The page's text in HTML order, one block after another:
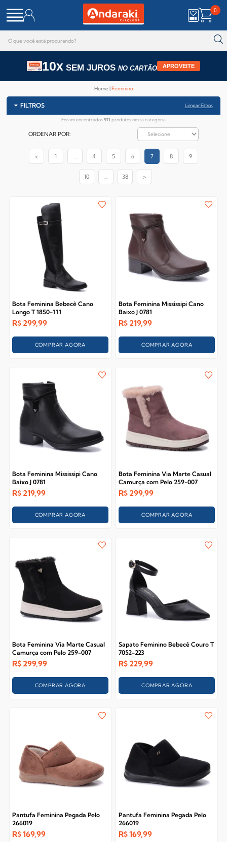
0
10x SEM JUROS NO CARTÃO APROVEITE
Home Feminino
FILTROS Limpar Filtros
Foram encontrados911 produtos nesta categoria
ORDENAR POR:
< 1 ... 4 5 6 7 8 9
10 38 >
Bota Feminina Bebecê Cano
Longo T 1850-111
R$ 299,99
COMPRAR AGORA
Bota Feminina Mississipi Cano
Baixo J 0781
R$ 219,99
COMPRAR AGORA
Bota Feminina Mississipi Cano
Baixo J 0781
R$ 219,99
COMPRAR AGORA
Bota Feminina Via Marte Casual
Camurça com Pelo 259-007
R$ 299,99
COMPRAR AGORA
Bota Feminina Via Marte Casual
Camurça com Pelo 259-007
R$ 299,99
COMPRAR AGORA
Sapato Feminino Bebecê Couro T
7052-223
R$ 229,99
COMPRAR AGORA
Pantufa Feminina Pegada Pelo
266019
R$169,99
Pantufa Feminina Pegada Pelo
266019
R$169,99